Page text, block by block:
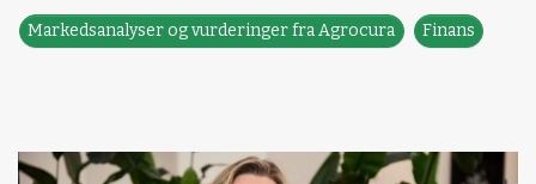
Markedsanalyser og vurderinger fra Agrocura Finans